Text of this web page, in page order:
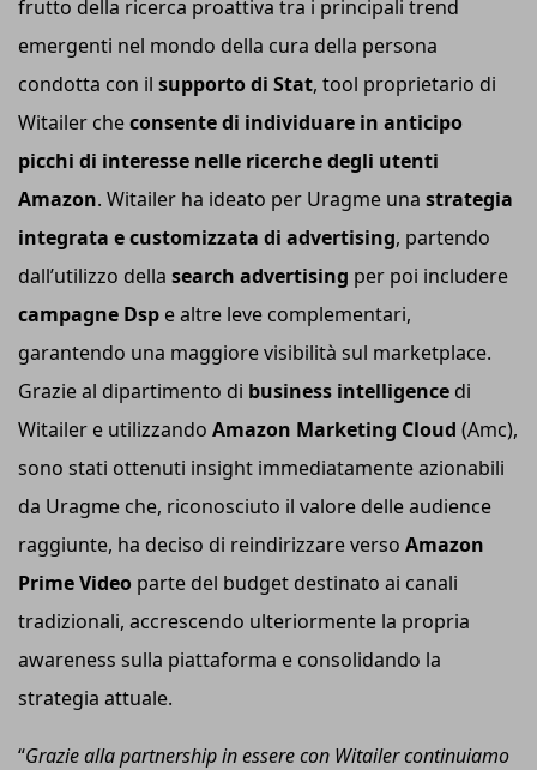
frutto della ricerca proattiva tra i principali trend
emergenti nel mondo della cura della persona
condotta con il supporto di Stat, tool proprietario di
Witailer checonsente di individuare in anticipo
picchi di interesse nelle ricerche degli utenti
Amazon. Witailer ha ideato per Uragme una strategia
integrata e customizzata di advertising, partendo
dall’utilizzo della search advertising per poi includere
campagne Dsp e altre leve complementari,
garantendo una maggiore visibilità sul marketplace.
Grazie al dipartimento di business intelligence di
Witailer e utilizzando Amazon Marketing Cloud (Amc),
sono stati ottenuti insight immediatamente azionabili
da Uragme che, riconosciuto il valore delle audience
raggiunte, ha deciso di reindirizzare verso Amazon
Prime Video parte del budget destinato ai canali
tradizionali, accrescendo ulteriormente la propria
awareness sulla piattaforma e consolidando la
strategia attuale.
“Grazie alla partnership in essere con Witailer continuiamo